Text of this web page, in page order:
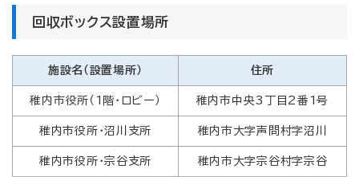
回収ボックス設置場所
施設名（設置場所） 住所
稚内市役所（1階・ロビー） 稚内市中央3丁目2番1号
稚内市役所・沼川支所 稚内市大字声問村字沼川
稚内市役所・宗谷支所 稚内市大字宗谷村字宗谷